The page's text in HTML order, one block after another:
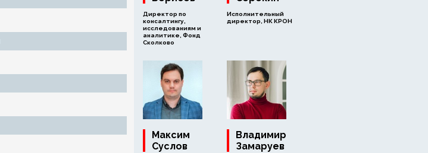
Директор по
консалтингу,
исследованиям и
аналитике, Фонд
Сколково
Исполнительный
директор, НК КРОН
Максим
Суслов
Владимир
Замаруев